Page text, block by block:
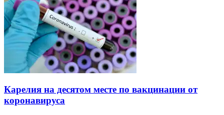
Карелия на десятом месте по вакцинации от
коронавируса